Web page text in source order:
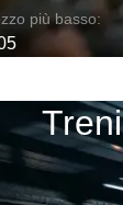
più basso: